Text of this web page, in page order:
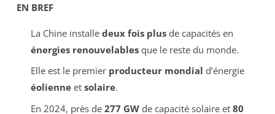
EN BREF
La Chine installe deux fois plusde capacités en
énergies renouvelablesque le reste du monde.
Elle est le premier producteur mondial d’énergie
éolienneet solaire.
En 2024, près de 277 GWde capacité solaire et 80